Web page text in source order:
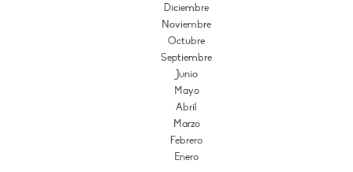
Diciembre
Noviembre
Octubre
Septiembre
Junio
Mayo
Abril
Marzo
Febrero
Enero